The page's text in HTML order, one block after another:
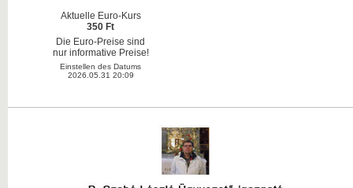
Aktuelle Euro-Kurs
350 Ft
Die Euro-Preise sind
nur informative Preise!
Einstellen des Datums
2026.05.31 20:09